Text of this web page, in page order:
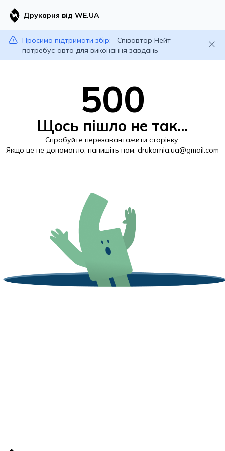
Друкарня від WE.UA
Просимо підтримати збір:
Співавтор Нейт
потребує авто для виконання завдань
500
Щось пішло не так...
Спробуйте перезавантажити сторінку.
Якщо це не допомогло, напишіть нам: drukarnia.ua@gmail.com